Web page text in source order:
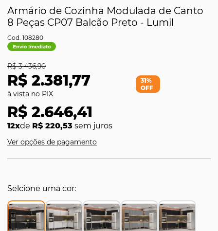
Armário de Cozinha Modulada de Canto
8 Peças CP07 Balcão Preto - Lumil
108280
R$ 2.381,77
R$ 3.436,90
R$ 2.646,41
12xde R$ 220,53 sem juros
31%
OFF
Ver opções de pagamento
Selcione uma cor